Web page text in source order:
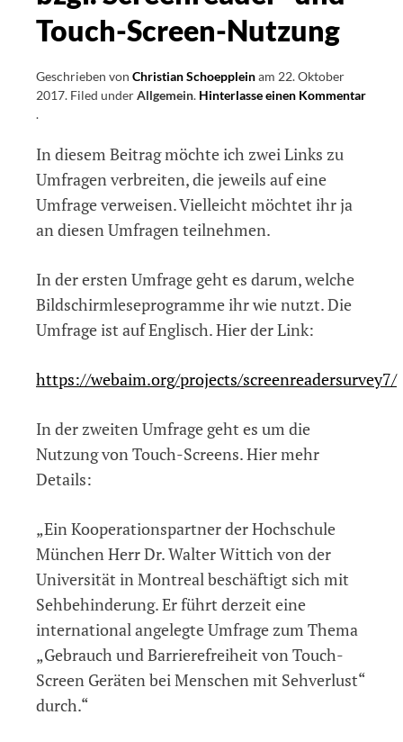
Touch-Screen-Nutzung
Geschrieben von Christian Schoeppleinam 22. Oktober
2017. Filed underAllgemein. Hinterlasse einen Kommentar
on
zu
zwei
Umfragen
bzgl.
Screenreader-
Screen-
Nutzung
.
In diesem Beitrag möchte ich zwei Links zu
Umfragen verbreiten, die jeweils auf eine
Umfrage verweisen. Vielleicht möchtet ihr ja
an diesen Umfragen teilnehmen.
In der ersten Umfrage geht es darum, welche
Bildschirmleseprogramme ihr wie nutzt. Die
Umfrage ist auf Englisch. Hier der Link:
https://webaim.org/projects/screenreadersurvey7/
In der zweiten Umfrage geht es um die
Nutzung von Touch-Screens. Hier mehr
Details:
„Ein Kooperationspartner der Hochschule
München Herr Dr. Walter Wittich von der
Universität in Montreal beschäftigt sich mit
Sehbehinderung. Er führt derzeit eine
international angelegte Umfrage zum Thema
„Gebrauch und Barrierefreiheit von Touch-
Screen Geräten bei Menschen mit Sehverlust“
durch.“